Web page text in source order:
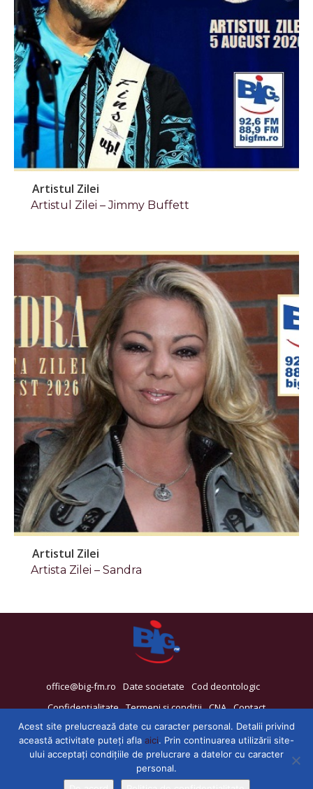
Artistul Zilei
Artistul Zilei – Jimmy Buffett
Artistul Zilei
Artista Zilei – Sandra
office@big-fm.ro Date societate
Cod deontologic
Confidențialitate Termeni și condiții CNA Contact
Acest site prelucrează date cu caracter personal. Detalii privind
această activitate puteți afla aici. Prin continuarea utilizării site-
ului acceptați condițiile de prelucrare a datelor cu caracter
personal.